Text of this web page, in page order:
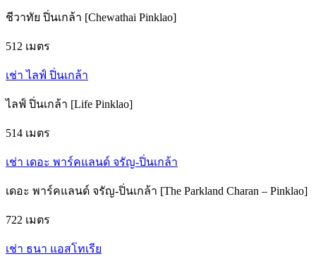
ชีวาทัย ปิ่นเกล้า [Chewathai Pinklao]
512 เมตร
เช่า ไลฟ์ ปิ่นเกล้า
ไลฟ์ ปิ่นเกล้า [Life Pinklao]
514 เมตร
เช่า เดอะ พาร์คแลนด์ จรัญ-ปิ่นเกล้า
เดอะ พาร์คแลนด์ จรัญ-ปิ่นเกล้า [The Parkland Charan – Pinklao]
722 เมตร
เช่า ธนา แอสโทเรีย